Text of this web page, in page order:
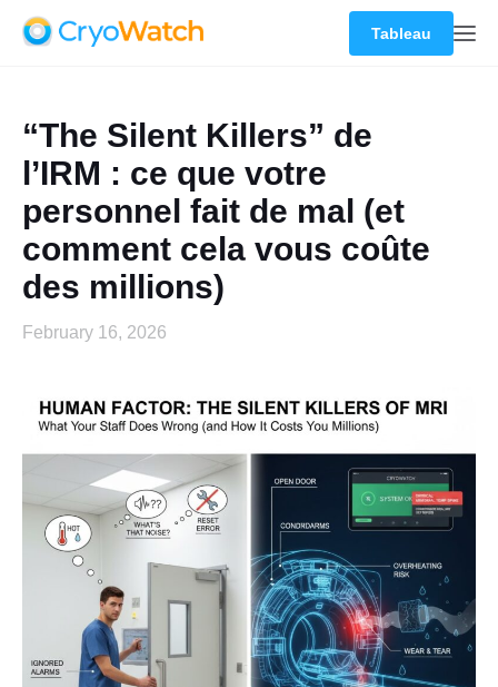
Tableau
“The Silent Killers” de
l’IRM : ce que votre
personnel fait de mal (et
comment cela vous coûte
des millions)
February 16, 2026